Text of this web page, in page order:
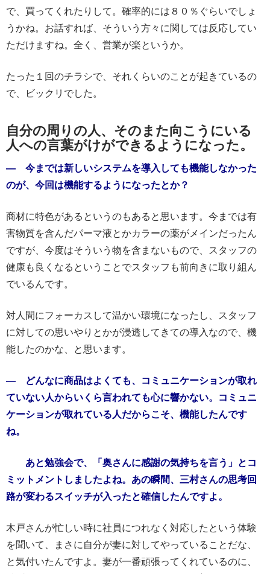
で、買ってくれたりして。確率的には８０％ぐらいでしょ
うかね。お話すれば、そういう方々に関しては反応してい
ただけますね。全く、営業が楽というか。
たった１回のチラシで、それくらいのことが起きているの
で、ビックリでした。
自分の周りの人、そのまた向こうにいる
人への言葉がけができるようになった。
― 今までは新しいシステムを導入しても機能しなかった
のが、今回は機能するようになったとか？
商材に特色があるというのもあると思います。今までは有
害物質を含んだパーマ液とかカラーの薬がメインだったん
ですが、今度はそういう物を含まないもので、スタッフの
健康も良くなるということでスタッフも前向きに取り組ん
でいるんです。
対人間にフォーカスして温かい環境になったし、スタッフ
に対しての思いやりとかが浸透してきての導入なので、機
能したのかな、と思います。
― どんなに商品はよくても、コミュニケーションが取れ
ていない人からいくら言われても心に響かない。コミュニ
ケーションが取れている人だからこそ、機能したんです
ね。
あと勉強会で、「奥さんに感謝の気持ちを言う」とコ
ミットメントしましたよね。あの瞬間、三村さんの思考回
路が変わるスイッチが入ったと確信したんですよ。
木戸さんが忙しい時に社員につれなく対応したという体験
を聞いて、まさに自分が妻に対してやっていることだな、
と気付いたんですよ。妻が一番頑張ってくれているのに、